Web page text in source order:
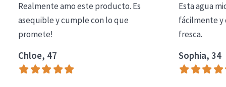
Limpieza
COLECCIÓN
Essentials
Lift+
Realmente amo este producto. Es
asequible y cumple con lo que
promete!
Chloe, 47
Esta agua
fácilmente y
fresca.
Sophia, 34